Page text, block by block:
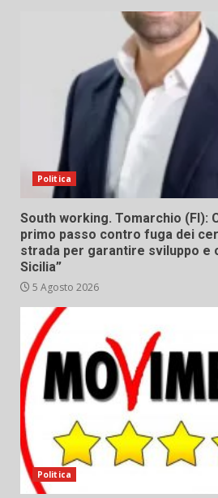
Politica
South working. Tomarchio (FI):
primo passo contro fuga dei
strada per garantire sviluppo e
Sicilia”
5 Agosto 2026
Politica